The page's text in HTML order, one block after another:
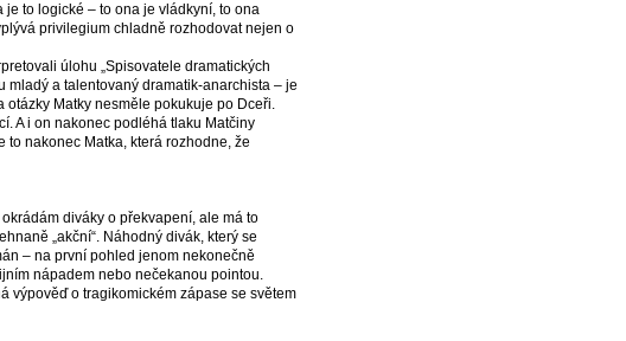
to logické – to ona je vládkyní, to ona
privilegium chladně rozhodovat nejen o
úlohu „Spisovatele dramatických
mladý a talentovaný dramatik-anarchista – je
Matky nesměle pokukuje po Dceři.
A i on nakonec podléhá tlaku Matčiny
nakonec Matka, která rozhodne, že
diváky o překvapení, ale má to
„akční“. Náhodný divák, který se
– na první pohled jenom nekonečně
nápadem nebo nečekanou pointou.
výpověď o tragikomickém zápase se světem